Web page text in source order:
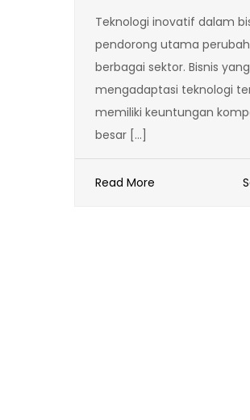
Teknologi inovatif dalam
pendorong utama
berbagai sektor. Bisnis
mengadaptasi teknologi
memiliki keuntungan
besar […]
Read More